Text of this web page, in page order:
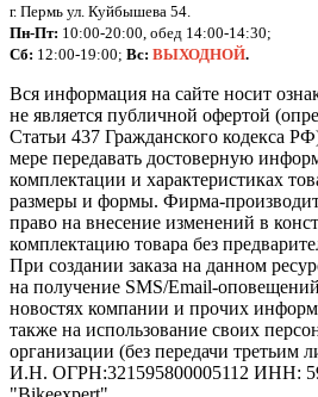
г. Пермь ул. Куйбышева 54.
Пн-Пт: 10:00-20:00, обед 14:00-14:30;
Сб: 12:00-19:00; Вс: ВЫХОДНОЙ.
Вся информация на сайте носит
не является публичной офертой
Статьи 437 Гражданского кодекса
мере передавать достоверную
комплектации и характеристиках
размеры и формы. Фирма-
право на внесение изменений в
комплектацию товара без
При создании заказа на данном
на получение SMS/Email-оповещений
новостях компании и прочих
также на использование своих
организации (без передачи третьим
И.Н. ОГРН:321595800005112 ИНН: